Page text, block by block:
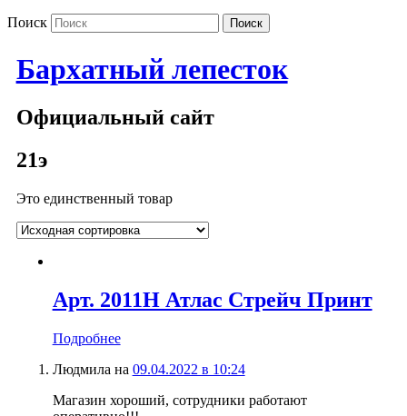
Поиск
Бархатный лепесток
Официальный сайт
21э
Это единственный товар
Арт. 2011Н Атлас Стрейч Принт
Подробнее
Людмила на 09.04.2022 в 10:24
Магазин хороший, сотрудники работают